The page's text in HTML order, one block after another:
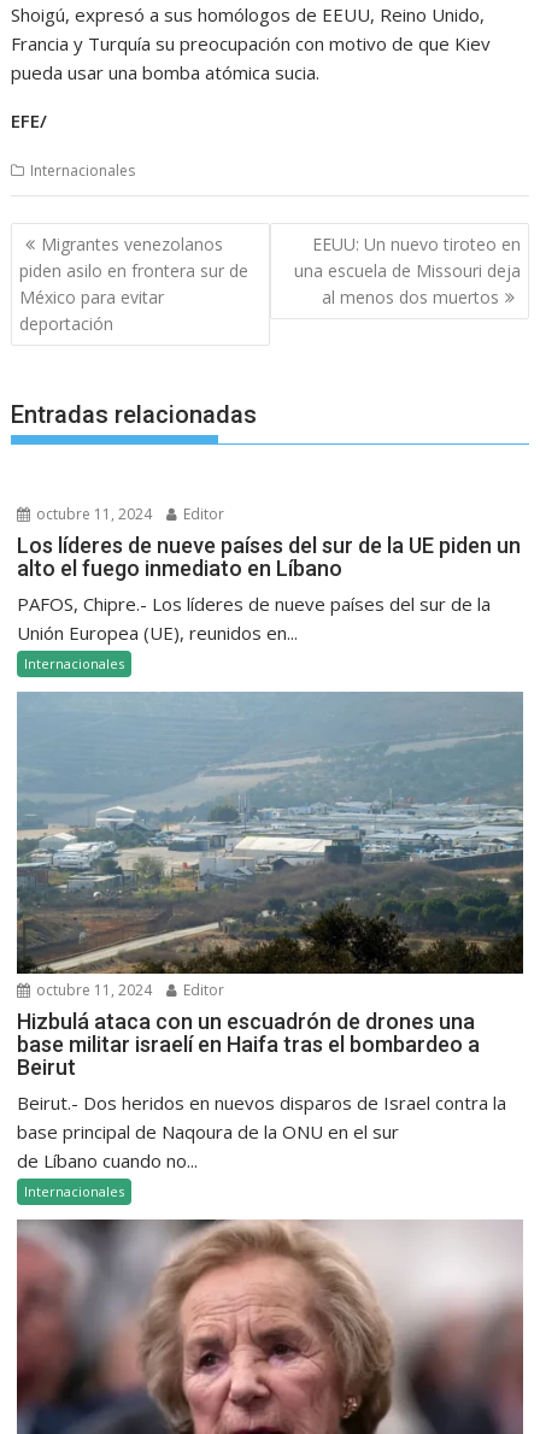
Shoigú, expresó a sus homólogos de EEUU, Reino Unido,
Francia y Turquía su preocupación con motivo de que Kiev
pueda usar una bomba atómica sucia.
EFE/
Internacionales
Navegación
de
entradas
Migrantes venezolanos
piden asilo en frontera sur de
México para evitar
deportación
EEUU: Un nuevo tiroteo en
una escuela de Missouri deja
al menos dos muertos
Entradas relacionadas
octubre 11, 2024 Editor
Los líderes de nueve países del sur de la UE piden un
alto el fuego inmediato en Líbano
PAFOS, Chipre.- Los líderes de nueve países del sur de la
Unión Europea (UE), reunidos en...
Internacionales
octubre 11, 2024 Editor
Hizbulá ataca con un escuadrón de drones una
base militar israelí en Haifa tras el bombardeo a
Beirut
Beirut.- Dos heridos en nuevos disparos de Israel contra la
base principal de Naqoura de la ONU en el sur
de Líbano cuando no...
Internacionales